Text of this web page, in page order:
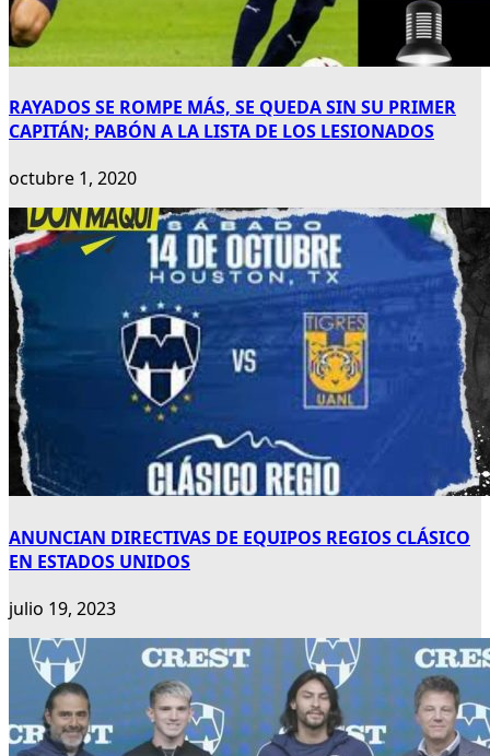
RAYADOS SE ROMPE MÁS, SE QUEDA SIN SU PRIMER
CAPITÁN; PABÓN A LA LISTA DE LOS LESIONADOS
octubre 1, 2020
ANUNCIAN DIRECTIVAS DE EQUIPOS REGIOS CLÁSICO
EN ESTADOS UNIDOS
julio 19, 2023